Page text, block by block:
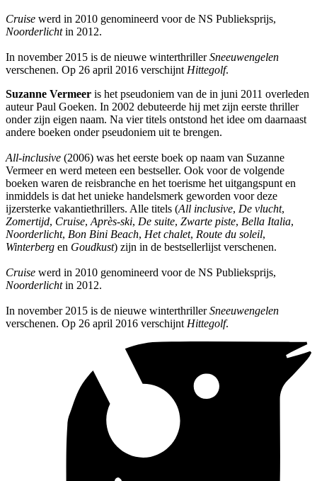
Cruise werd in 2010 genomineerd voor de NS Publieksprijs,
Noorderlichtin 2012.
In november 2015 is de nieuwe winterthrillerSneeuwengelen
verschenen. Op 26 april 2016 verschijnt Hittegolf.
Suzanne Vermeer is het pseudoniem van de in juni 2011 overleden
auteur Paul Goeken. In 2002 debuteerde hij met zijn eerste thriller
onder zijn eigen naam. Na vier titels ontstond het idee om daarnaast
andere boeken onder pseudoniem uit te brengen.
All-inclusive (2006) was het eerste boek op naam van Suzanne
Vermeer en werd meteen een bestseller. Ook voor de volgende
boeken waren de reisbranche en het toerisme het uitgangspunt en
inmiddels is dat het unieke handelsmerk geworden voor deze
ijzersterke vakantiethrillers. Alle titels (All inclusive, De vlucht,
Zomertijd, Cruise, Après-ski, De suite, Zwarte piste, Bella Italia,
Noorderlicht, Bon Bini Beach, Het chalet, Route du soleil,
Winterberg en Goudkust) zijn in de bestsellerlijst verschenen.
Cruise werd in 2010 genomineerd voor de NS Publieksprijs,
Noorderlichtin 2012.
In november 2015 is de nieuwe winterthrillerSneeuwengelen
verschenen. Op 26 april 2016 verschijnt Hittegolf.